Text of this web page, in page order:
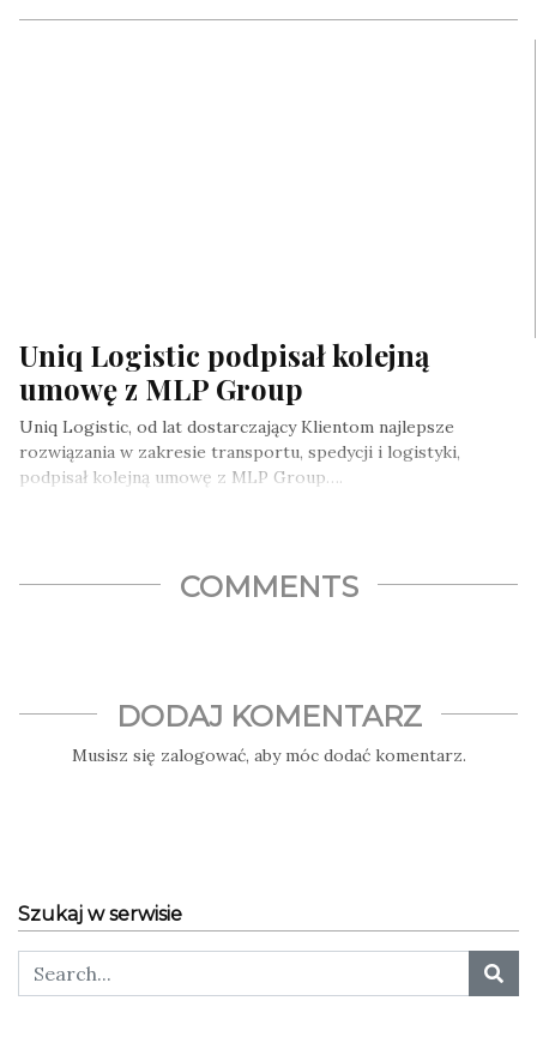
Uniq Logistic podpisał kolejną
umowę z MLP Group
Uniq Logistic, od lat dostarczający Klientom najlepsze
rozwiązania w zakresie transportu, spedycji i logistyki,
podpisał kolejną umowę z MLP Group….
COMMENTS
DODAJ KOMENTARZ
Musisz się zalogować, aby móc dodać komentarz.
Szukaj w serwisie